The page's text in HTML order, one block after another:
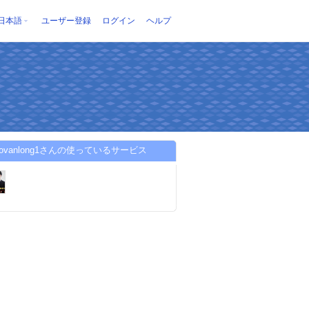
本語 ユーザー登録 ログイン ヘルプ
さんの使っているサービス